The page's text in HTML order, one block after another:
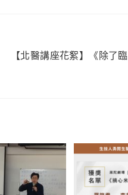
【北醫講座花絮】《除了